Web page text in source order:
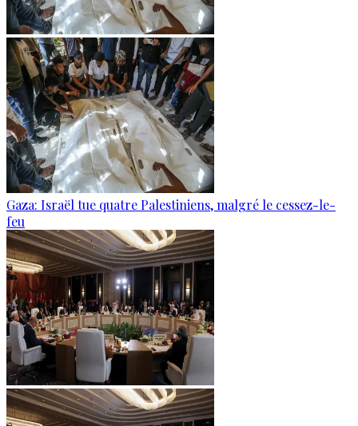
Gaza: Israël tue quatre Palestiniens, malgré le cessez-le-
feu